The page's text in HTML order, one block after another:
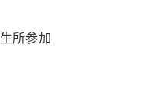
所参加